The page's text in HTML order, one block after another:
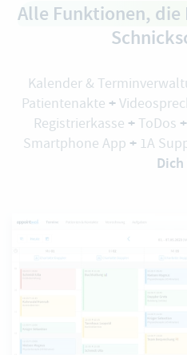
Alle Funktionen, die
Kalender &
Patientenakte +
Registrierkasse + ToDos +
Smartphone App + 1A
Dich